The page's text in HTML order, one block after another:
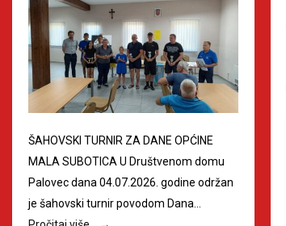
ŠAHOVSKI TURNIR ZA DANE OPĆINE
MALA SUBOTICA U Društvenom domu
Palovec dana 04.07.2026. godine održan
je šahovski turnir povodom Dana…